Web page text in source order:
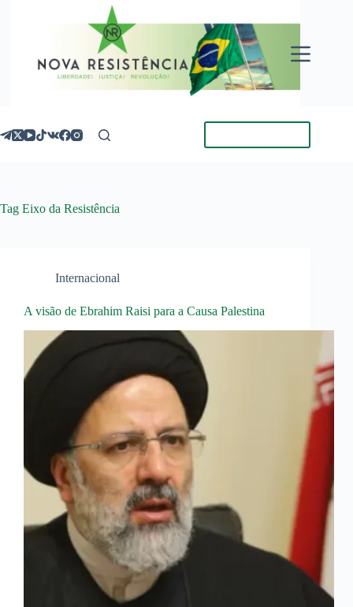
Tag Eixo da Resistência
Internacional
A visão de Ebrahim Raisi para a Causa Palestina